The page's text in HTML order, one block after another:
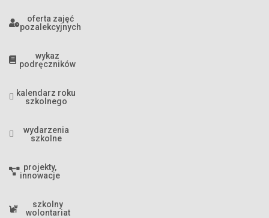
oferta zajęć
pozalekcyjnych
wykaz
podręczników
kalendarz roku
szkolnego
wydarzenia
szkolne
projekty,
innowacje
szkolny
wolontariat